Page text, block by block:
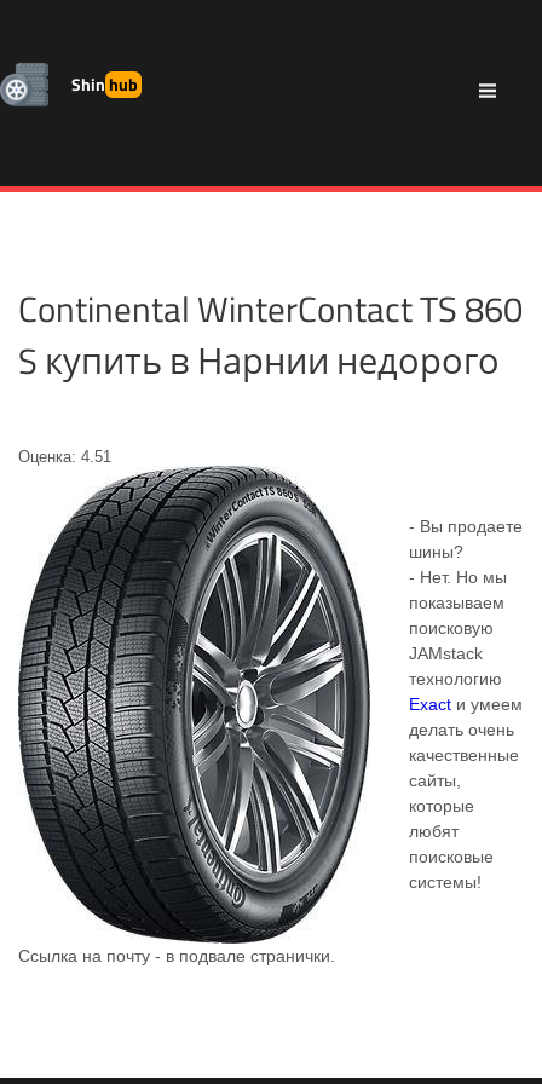
Shinhub
Continental WinterContact TS 860
S купить в Нарнии недорого
Оценка: 4.51
- Вы продаете
шины?
- Нет. Но мы
показываем
поисковую
JAMstack
технологию
Exact и умеем
делать очень
качественные
сайты,
которые
любят
поисковые
системы!
Ссылка на почту - в подвале странички.